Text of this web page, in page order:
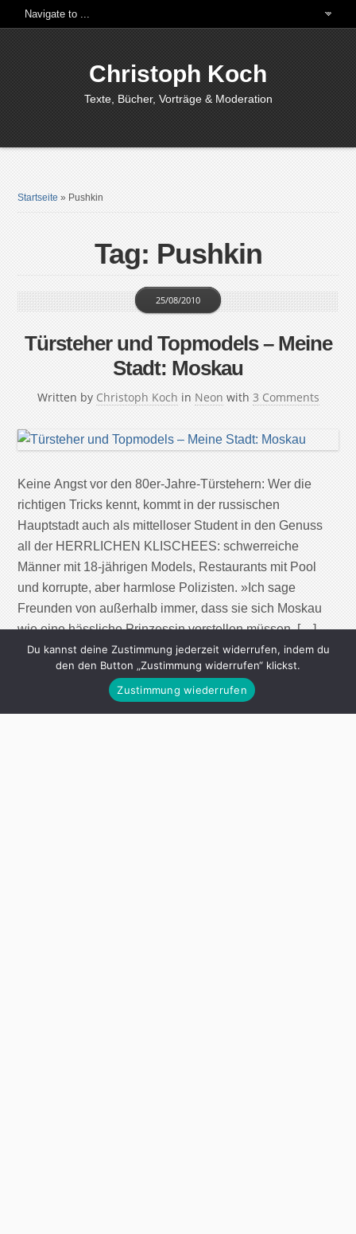
Christoph Koch
Texte, Bücher, Vorträge & Moderation
Startseite » Pushkin
Tag: Pushkin
Türsteher und Topmodels – Meine
Stadt: Moskau
Written by Christoph Koch
25/08/2010
in Neon with 3 Comments
Keine Angst vor den 80er-Jahre-Türstehern: Wer die
richtigen Tricks kennt, kommt in der russischen
Hauptstadt auch als mittelloser Student in den Genuss
all der HERRLICHEN KLISCHEES: schwerreiche
Männer mit 18-jährigen Models, Restaurants mit Pool
und korrupte, aber harmlose Polizisten. »Ich sage
Freunden von außerhalb immer, dass sie sich Moskau
wie eine hässliche Prinzessin vorstellen müssen, […]
Continue Reading
Du kannst deine Zustimmung jederzeit widerrufen, indem du
den den Button „Zustimmung widerrufen“ klickst.
Zustimmung wiederrufen